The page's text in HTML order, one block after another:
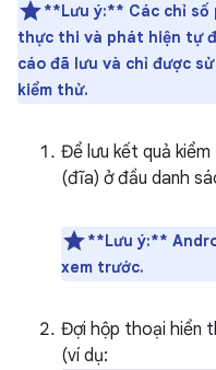
**Lưu ý:** Các chỉ
thực thi và phát hiện tự
cáo đã lưu và chỉ được
kiểm thử.
Để lưu kết quả
(đĩa) ở đầu danh
**Lưu ý:**
xem trước.
Đợi hộp thoại hiển
(ví dụ: